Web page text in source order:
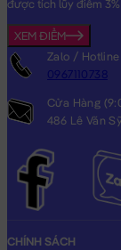
được tích lũy điểm
XEM ĐIỂM
Zalo /
0967110738
Cửa Hàng
486 Lê Văn
CHÍNH SÁCH